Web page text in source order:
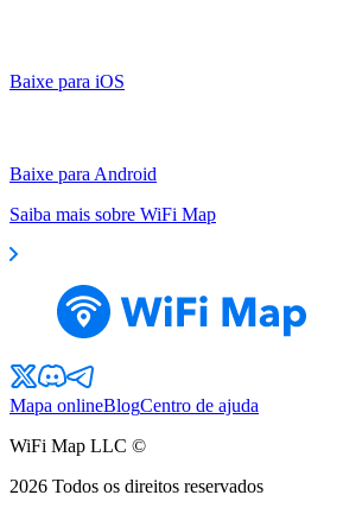
Baixe para iOS
Baixe para Android
Saiba mais sobre WiFi Map
Mapa onlineBlogCentro de ajuda
WiFi Map LLC ©
2026 Todos os direitos reservados